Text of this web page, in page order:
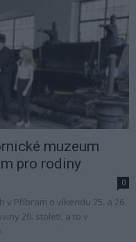
muzeum
pro rodiny
0
v Příbram o víkendu 25. a 26.
20. století, a to v